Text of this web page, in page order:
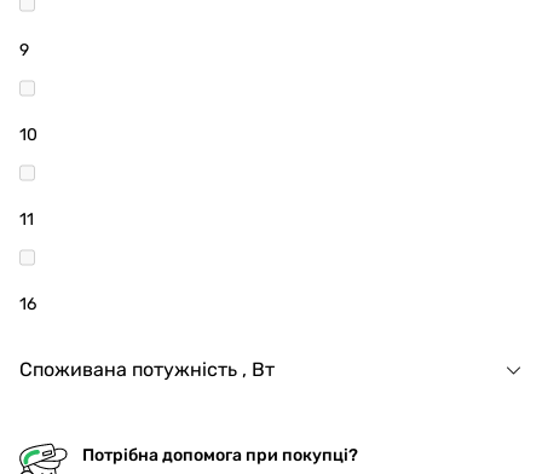
9
10
11
16
Споживана потужність , Вт
Потрібна допомога при покупці?